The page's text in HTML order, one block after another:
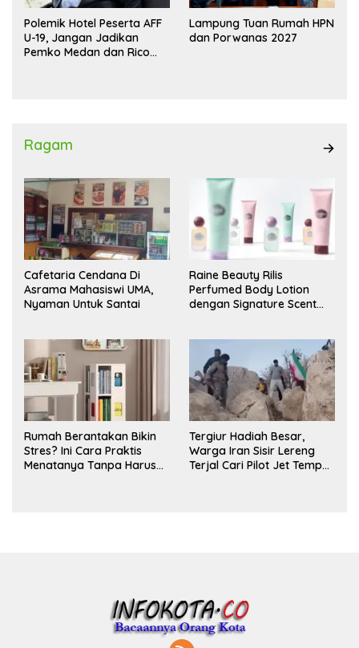
Polemik Hotel Peserta AFF
U-19, Jangan Jadikan
Pemko Medan dan Rico
Lampung Tuan Rumah HPN
dan Porwanas 2027
Ragam
Cafetaria Cendana Di
Asrama Mahasiswi UMA,
Nyaman Untuk Santai
Raine Beauty Rilis
Perfumed Body Lotion
dengan Signature Scent
Rumah Berantakan Bikin
Stres? Ini Cara Praktis
Menatanya Tanpa Harus
Tergiur Hadiah Besar,
Warga Iran Sisir Lereng
Terjal Cari Pilot Jet Tempur